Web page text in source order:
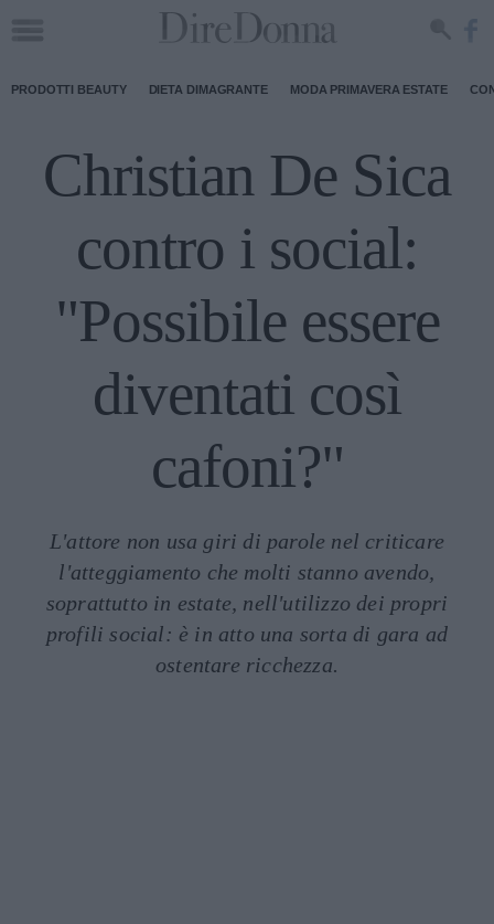
PRODOTTI BEAUTY DIETA DIMAGRANTE MODA PRIMAVERA ESTATE
Christian De Sica
contro i social:
"Possibile essere
diventati così
cafoni?"
L'attore non usa giri di parole nel criticare
l'atteggiamento che molti stanno avendo,
soprattutto in estate, nell'utilizzo dei propri
profili social: è in atto una sorta di gara ad
ostentare ricchezza.